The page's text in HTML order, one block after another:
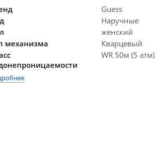
Guess
Наручные
женский
механизма
Кварцевый
WR 50м (5 атм)